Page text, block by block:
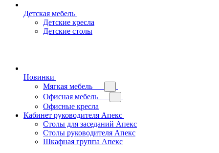
Детская мебель
Детские кресла
Детские столы
Новинки
Мягкая мебель
Офисная мебель
Офисные кресла
Кабинет руководителя Апекс
Столы для заседаний Апекс
Столы руководителя Апекс
Шкафная группа Апекс